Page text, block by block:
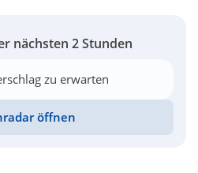
nächsten 2 Stunden
zu erwarten
öffnen